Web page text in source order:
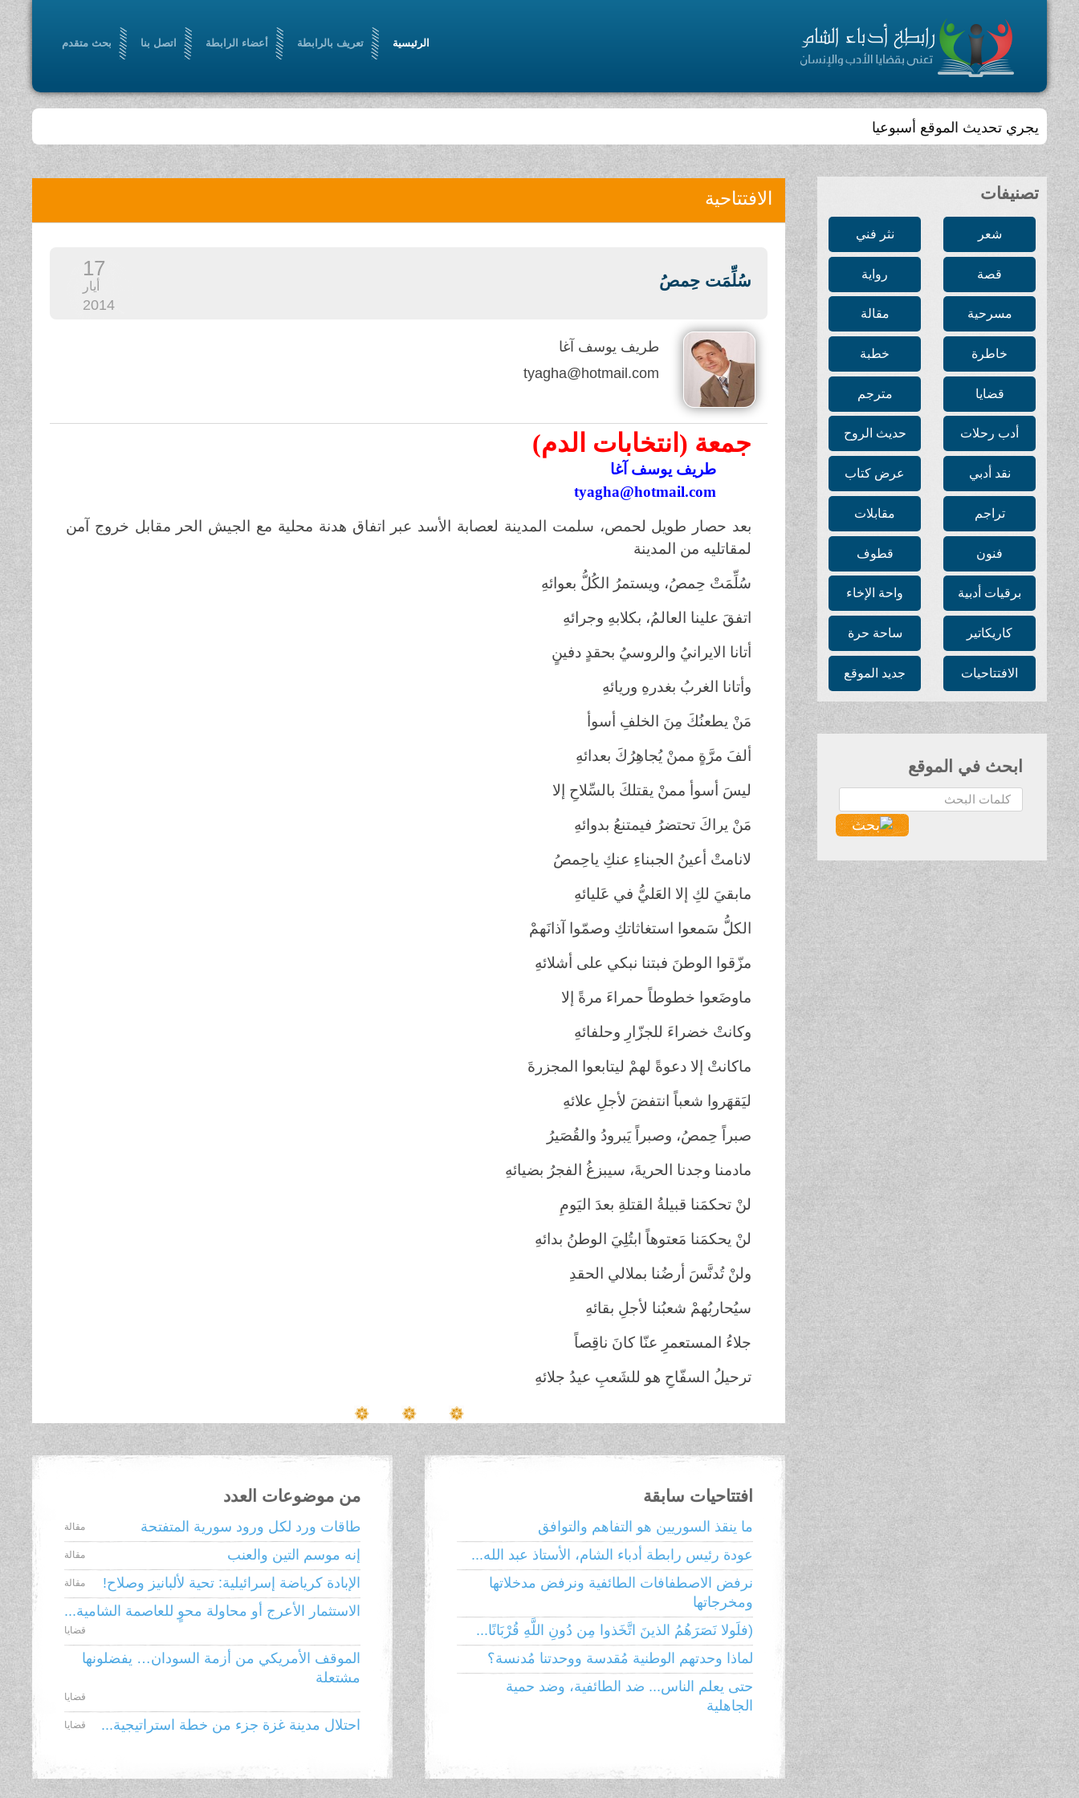
الرئيسية تعريف بالرابطة أعضاء الرابطة اتصل بنا بحث متقدم
يجري تحديث الموقع أسبوعيا
تصنيفات
شعر نثر فني
قصة رواية
مسرحية مقالة
خاطرة خطبة
قضايا مترجم
أدب رحلات حديث الروح
نقد أدبي عرض كتاب
تراجم مقابلات
فنون قطوف
برقيات أدبية واحة الإخاء
كاريكاتير ساحة حرة
الافتتاحيات جديد الموقع
ابحث في الموقع
البحث...
الافتتاحية
سُلِّمَت حِمصُ
17
أيار
2014
طريف يوسف آغا
tyagha@hotmail.com
جمعة (انتخابات الدم)
طريف يوسف آغا
tyagha@hotmail.com
بعد حصار طويل لحمص، سلمت المدينة لعصابة الأسد عبر اتفاق هدنة محلية مع الجيش الحر مقابل خروج آمن
لمقاتليه من المدينة
سُلِّمَتْ حِمصُ، ويستمرُ الكُلُّ بعوائهِ
اتفقَ علينا العالمُ، بكلابهِ وجرائهِ
أتانا الايرانيُ والروسيُ بحقدٍ دفينٍ
وأتانا الغربُ بغدرهِ وريائهِ
مَنْ يطعنُكَ مِنَ الخلفِ أسوأ
ألفَ مرَّةٍ ممنْ يُجاهِرُكَ بعدائهِ
ليسَ أسوأ ممنْ يقتلكَ بالسِّلاحِ إلا
مَنْ يراكَ تحتضرُ فيمتنعُ بدوائهِ
لانامتْ أعينُ الجبناءِ عنكِ ياحِمصُ
مابقيَ لكِ إلا العَليُّ في عَليائهِ
الكلُّ سَمعوا استغاثاتكِ وصمّوا آذانَهمْ
مزّقوا الوطنَ فبتنا نبكي على أشلائهِ
ماوضَعوا خطوطاً حمراءَ مرةً إلا
وكانتْ خضراءَ للجزّارِ وحلفائهِ
ماكانتْ إلا دعوةً لهمْ ليتابعوا المجزرةَ
ليَقهَروا شعباً انتفضَ لأجلِ علائهِ
صبراً حِمصُ، وصبراً يَبرودُ والقُصَيرُ
مادمنا وجدنا الحريةَ، سيبزغُ الفجرُ بضيائهِ
لنْ تحكمَنا قبيلةُ القتلةِ بعدَ اليَومِ
لنْ يحكمَنا مَعتوهاً ابتُلِيَ الوطنُ بدائهِ
ولنْ تُدنَّسَ أرضُنا بملالي الحقدِ
سيُحاربُهمْ شعبُنا لأجلِ بقائهِ
جلاءُ المستعمرِ عنّا كانَ ناقِصاً
ترحيلُ السفّاحِ هو للشَعبِ عيدُ جلائهِ
افتتاحيات سابقة
ما ينقذ السوريين هو التفاهم والتوافق
عودة رئيس رابطة أدباء الشام، الأستاذ عبد الله...
نرفض الاصطفافات الطائفية ونرفض مدخلاتها
ومخرجاتها
(فلَولا نَصَرَهُمُ الذينَ اتَّخَذوا مِن دُونِ اللَّهِ قُرْبَانًا...
لماذا وحدتهم الوطنية مُقدسة ووحدتنا مُدنسة؟
حتى يعلم الناس... ضد الطائفية، وضد حمية
الجاهلية
من موضوعات العدد
طاقات ورد لكل ورود سورية المتفتحة مقالة
إنه موسم التين والعنب مقالة
الإبادة كرياضة إسرائيلية: تحية لألبانيز وصلاح! مقالة
الاستثمار الأعرج أو محاولة محوٍ للعاصمة الشامية...
قضايا
الموقف الأمريكي من أزمة السودان… يفضلونها
مشتعلة
قضايا
احتلال مدينة غزة جزء من خطة استراتيجية... قضايا